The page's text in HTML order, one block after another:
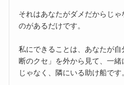
それはあなたがダメだからじ
のがあるだけです。
私にできることは、あなたが自
断のクセ」を外から見て、一
じゃなく、隣にいる助け船です